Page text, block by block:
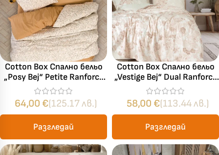
Cotton Box Спално бельо
„Posy Bej“ Petite Ranforce
– 100% памук ранфорс –
5 части – за спалня с два
плика
64,00 €(125.17 лв.)
Разгледай
Cotton Box Спално бельо
„Vestige Bej“ Dual Ranforce
– 100% памук – 4 части
– за спалня
58,00 €(113.44 лв.)
Разгледай